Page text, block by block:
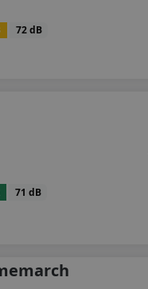
72 dB
71 dB